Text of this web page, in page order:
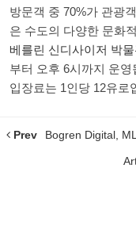
방문객 중 70%가 관광
은 수도의 다양한 문화
베를린 신디사이저 박
부터 오후 6시까지 운영
입장료는 1인당 12유로
Prev Bogren Digital,